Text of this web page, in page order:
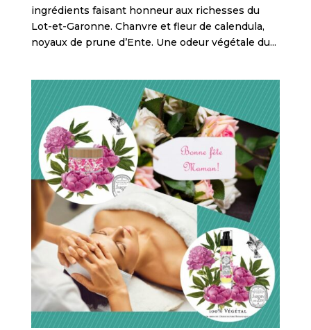
ingrédients faisant honneur aux richesses du
Lot-et-Garonne. Chanvre et fleur de calendula,
noyaux de prune d’Ente. Une odeur végétale du...